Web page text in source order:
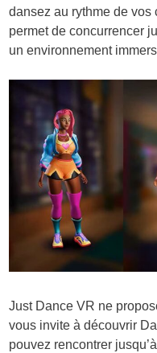
dansez au rythme de vos
permet de concurrencer
un environnement
Just Dance VR ne
vous invite à découvrir
pouvez rencontrer